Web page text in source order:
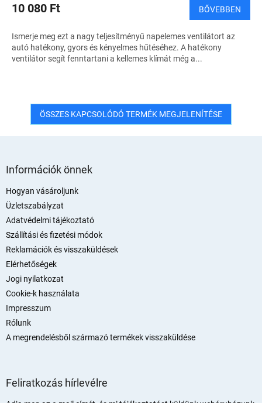
10 080 Ft BŐVEBBEN
Ismerje meg ezt a nagy teljesítményű napelemes ventilátort az
autó hatékony, gyors és kényelmes hűtéséhez. A hatékony
ventilátor segít fenntartani a kellemes klímát még a...
ÖSSZES KAPCSOLÓDÓ TERMÉK MEGJELENÍTÉSE
Információk önnek
Hogyan vásároljunk
Üzletszabályzat
Adatvédelmi tájékoztató
Szállítási és fizetési módok
Reklamációk és visszaküldések
Elérhetőségek
Jogi nyilatkozat
Cookie-k használata
Impresszum
Rólunk
A megrendelésből származó termékek visszaküldése
Feliratkozás hírlevélre